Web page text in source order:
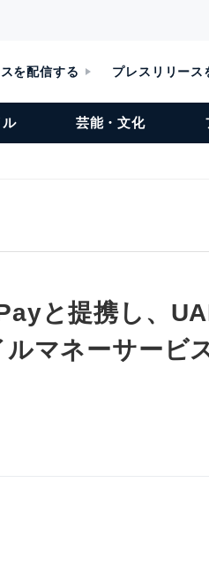
を配信する プレスリリース
ル 芸能・文化
と提携し、
マネーサービ